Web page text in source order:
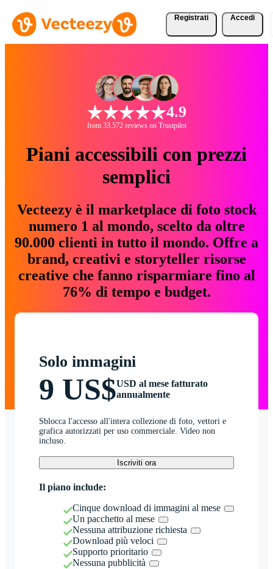
Registrati Accedi
4.9
from 33.572 reviews on Trustpilot
Piani accessibili con prezzi
semplici
Vecteezy è il marketplace di foto stock
numero 1 al mondo, scelto da oltre
90.000 clienti in tutto il mondo. Offre a
brand, creativi e storyteller risorse
creative che fanno risparmiare fino al
76% di tempo e budget.
Solo immagini
9 US$USD al mese fatturato
annualmente
Sblocca l'accesso all'intera collezione di foto, vettori e
grafica autorizzati per uso commerciale. Video non
incluso.
Iscriviti ora
Il piano include:
Cinque download di immagini al mese
Un pacchetto al mese
Nessuna attribuzione richiesta
Download più veloci
Supporto prioritario
Nessuna pubblicità